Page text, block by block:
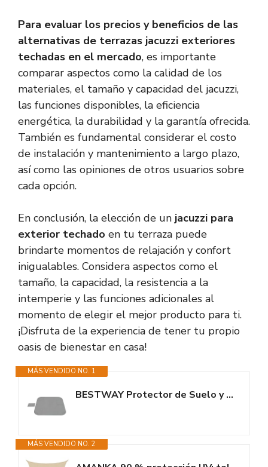
Para evaluar los precios y beneficios de las
alternativas de terrazas jacuzzi exteriores
techadas en el mercado, es importante
comparar aspectos como la calidad de los
materiales, el tamaño y capacidad del jacuzzi,
las funciones disponibles, la eficiencia
energética, la durabilidad y la garantía ofrecida.
También es fundamental considerar el costo
de instalación y mantenimiento a largo plazo,
así como las opiniones de otros usuarios sobre
cada opción.
En conclusión, la elección de un jacuzzi para
exterior techado en tu terraza puede
brindarte momentos de relajación y confort
inigualables. Considera aspectos como el
tamaño, la capacidad, la resistencia a la
intemperie y las funciones adicionales al
momento de elegir el mejor producto para ti.
¡Disfruta de la experiencia de tener tu propio
oasis de bienestar en casa!
MÁS VENDIDO NO. 1
BESTWAY Protector de Suelo y Patio para Jacuzzi Lay-Z-SPA 196x196 cm Gris
MÁS VENDIDO NO. 2